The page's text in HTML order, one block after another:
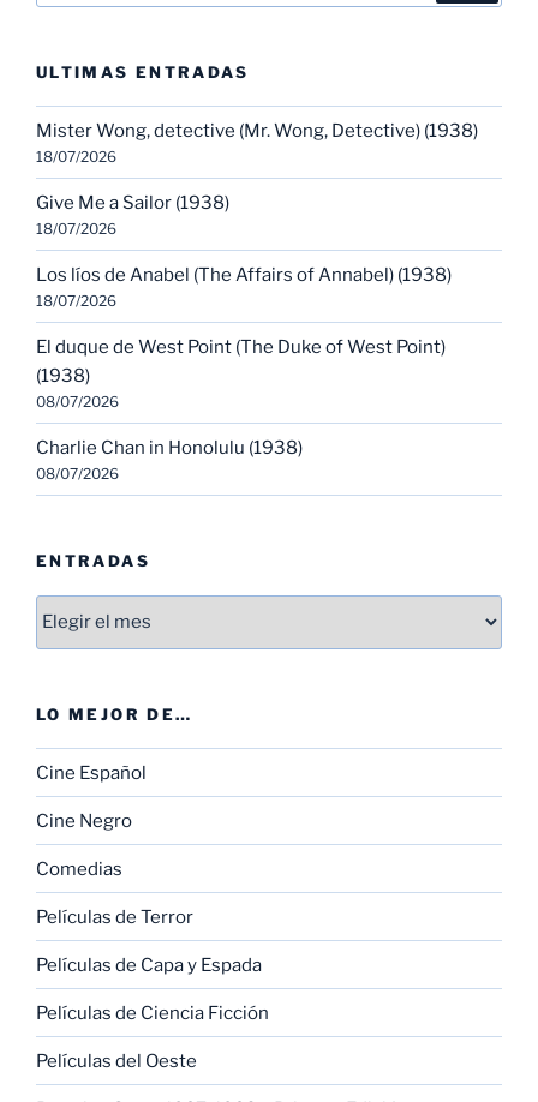
ULTIMAS ENTRADAS
Mister Wong, detective (Mr. Wong, Detective) (1938)
18/07/2026
Give Me a Sailor (1938)
18/07/2026
Los líos de Anabel (The Affairs of Annabel) (1938)
18/07/2026
El duque de West Point (The Duke of West Point)
(1938)
08/07/2026
Charlie Chan in Honolulu (1938)
08/07/2026
ENTRADAS
Entradas
LO MEJOR DE…
Cine Español
Cine Negro
Comedias
Películas de Terror
Películas de Capa y Espada
Películas de Ciencia Ficción
Películas del Oeste